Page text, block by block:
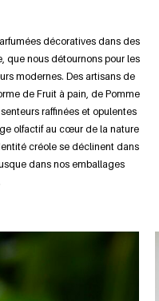
décoratives dans des
que nous détournons pour les
modernes. Des artisans de
de Fruit à pain, de Pomme
raffinées et opulentes
olfactif au cœur de la nature
créole se déclinent dans
dans nos emballages